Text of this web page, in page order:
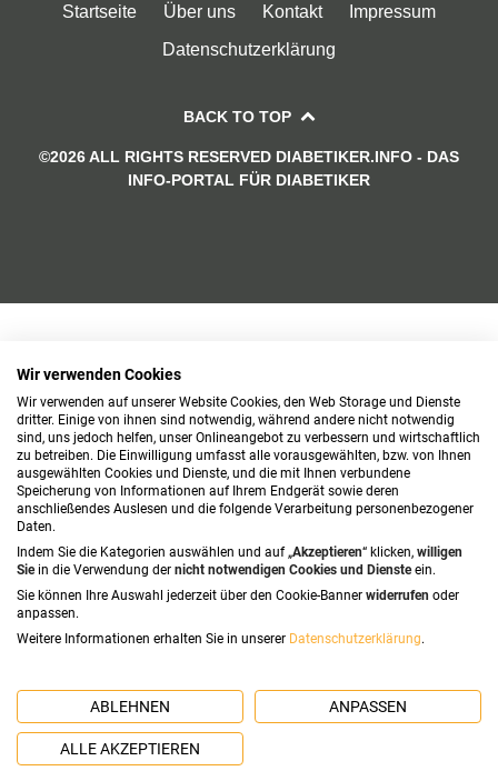
Startseite Über uns Kontakt
Impressum
Datenschutzerklärung
BACK TO TOP
©2026 ALL RIGHTS RESERVED DIABETIKER.INFO - DAS
INFO-PORTAL FÜR DIABETIKER
Wir verwenden Cookies
Wir verwenden auf unserer Website Cookies, den Web Storage und Dienste
dritter. Einige von ihnen sind notwendig, während andere nicht notwendig
sind, uns jedoch helfen, unser Onlineangebot zu verbessern und wirtschaftlich
zu betreiben. Die Einwilligung umfasst alle vorausgewählten, bzw. von Ihnen
ausgewählten Cookies und Dienste, und die mit Ihnen verbundene
Speicherung von Informationen auf Ihrem Endgerät sowie deren
anschließendes Auslesen und die folgende Verarbeitung personenbezogener
Daten.
Indem Sie die Kategorien auswählen und auf „Akzeptieren“ klicken, willigen
Sie in die Verwendung der nicht notwendigen Cookies und Diensteein.
Sie können Ihre Auswahl jederzeit über den Cookie-Banner widerrufen oder
anpassen.
Weitere Informationen erhalten Sie in unserer Datenschutzerklärung.
ABLEHNEN ANPASSEN
ALLE AKZEPTIEREN